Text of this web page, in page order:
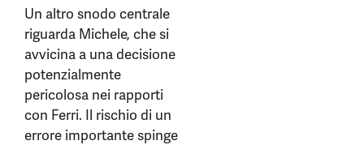
Un altro snodo centrale
riguarda Michele, che si
avvicina a una decisione
potenzialmente
pericolosa nei rapporti
con Ferri. Il rischio di un
errore importante spinge